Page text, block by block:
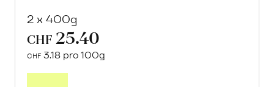
2 x 400g
CHF 25.40
CHF 3.18 pro 100g